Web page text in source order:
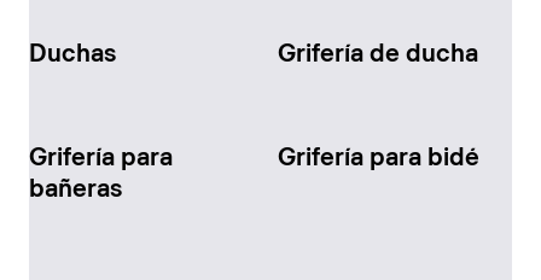
Duchas Grifería de ducha
Grifería para
bañeras
Grifería para bidé